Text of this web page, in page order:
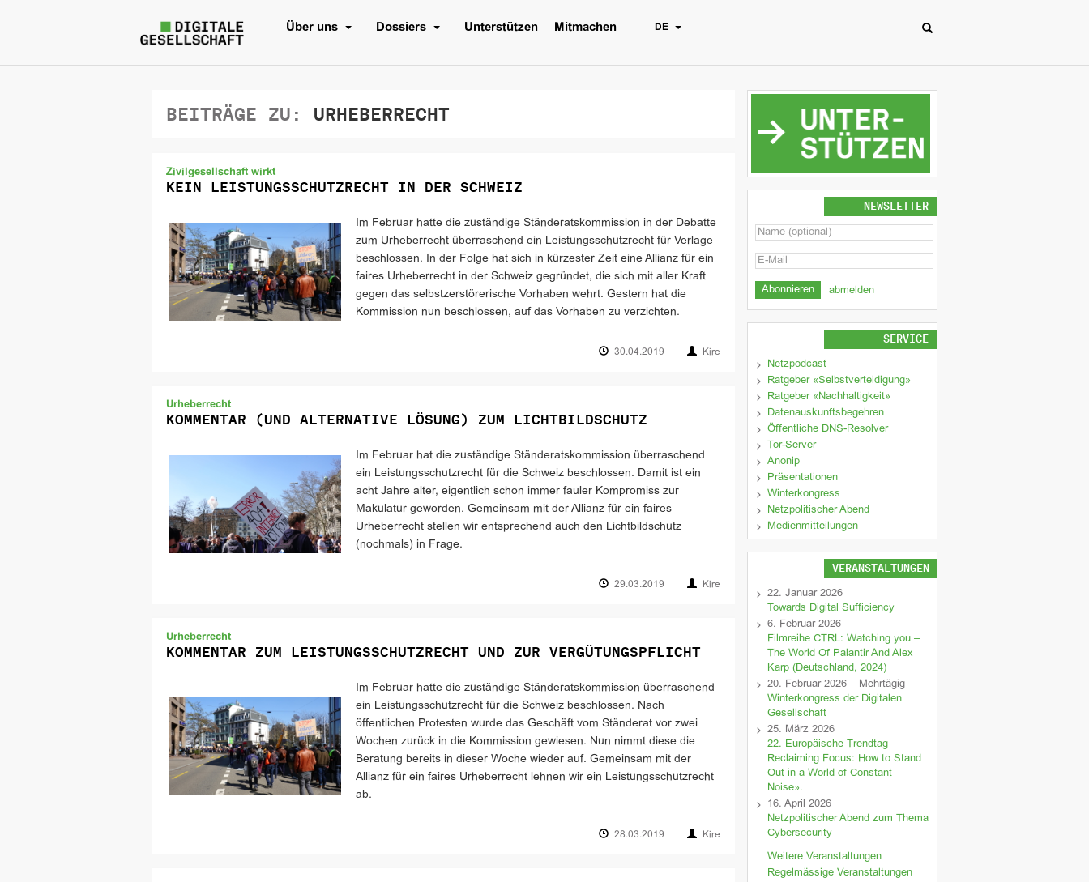
Über uns Dossiers Unterstützen Mitmachen DE
BEITRÄGE ZU: URHEBERRECHT
Zivilgesellschaft wirkt
KEIN LEISTUNGSSCHUTZRECHT IN DER SCHWEIZ
Im Februar hatte die zuständige Ständeratskommission in der Debatte
zum Urheberrecht überraschend ein Leistungsschutzrecht für Verlage
beschlossen. In der Folge hat sich in kürzester Zeit eine Allianz für ein
faires Urheberrecht in der Schweiz gegründet, die sich mit aller Kraft
gegen das selbstzerstörerische Vorhaben wehrt. Gestern hat die
Kommission nun beschlossen, auf das Vorhaben zu verzichten.
30.04.2019 Kire
Urheberrecht
KOMMENTAR (UND ALTERNATIVE LÖSUNG) ZUM LICHTBILDSCHUTZ
Im Februar hat die zuständige Ständeratskommission überraschend
ein Leistungsschutzrecht für die Schweiz beschlossen. Damit ist ein
acht Jahre alter, eigentlich schon immer fauler Kompromiss zur
Makulatur geworden. Gemeinsam mit der Allianz für ein faires
Urheberrecht stellen wir entsprechend auch den Lichtbildschutz
(nochmals) in Frage.
29.03.2019 Kire
Urheberrecht
KOMMENTAR ZUM LEISTUNGSSCHUTZRECHT UND ZUR VERGÜTUNGSPFLICHT
Im Februar hatte die zuständige Ständeratskommission überraschend
ein Leistungsschutzrecht für die Schweiz beschlossen. Nach
öffentlichen Protesten wurde das Geschäft vom Ständerat vor zwei
Wochen zurück in die Kommission gewiesen. Nun nimmt diese die
Beratung bereits in dieser Woche wieder auf. Gemeinsam mit der
Allianz für ein faires Urheberrecht lehnen wir ein Leistungsschutzrecht
ab.
28.03.2019 Kire
NEWSLETTER
abmelden
SERVICE
Netzpodcast
Ratgeber «Selbstverteidigung»
Ratgeber «Nachhaltigkeit»
Datenauskunftsbegehren
Öffentliche DNS-Resolver
Tor-Server
Anonip
Präsentationen
Winterkongress
Netzpolitischer Abend
Medienmitteilungen
VERANSTALTUNGEN
22. Januar 2026
Towards Digital Sufficiency
6. Februar 2026
Filmreihe CTRL: Watching you –
The World Of Palantir And Alex
Karp (Deutschland, 2024)
20. Februar 2026 – Mehrtägig
Winterkongress der Digitalen
Gesellschaft
25. März 2026
22. Europäische Trendtag –
Reclaiming Focus: How to Stand
Out in a World of Constant
Noise».
16. April 2026
Netzpolitischer Abend zum Thema
Cybersecurity
Weitere Veranstaltungen
Regelmässige Veranstaltungen